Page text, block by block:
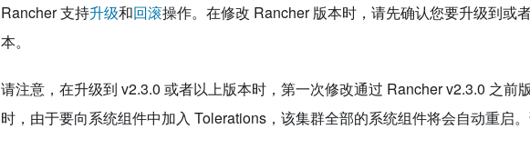
Rancher 支持升级和回滚操作。在修改 Rancher 版本时，请先确认您要升级到或
本。
请注意，在升级到 v2.3.0 或者以上版本时，第一次修改通过 Rancher v2.3.0 之前
时，由于要向系统组件中加入 Tolerations，该集群全部的系统组件将会自动重启。